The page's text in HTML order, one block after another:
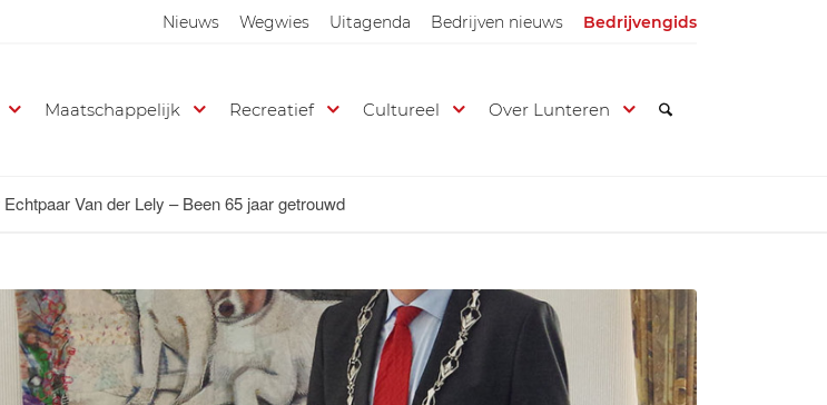
Nieuws Wegwies Uitagenda Bedrijven nieuws Bedrijvengids
Maatschappelijk Recreatief Cultureel Over Lunteren
Van der Lely – Been 65 jaar getrouwd